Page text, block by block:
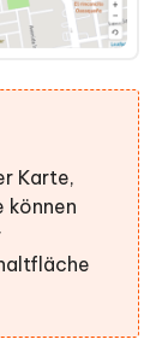
Karte,
können